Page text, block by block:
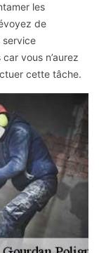
les
de
service
vous n’aurez
cette tâche.